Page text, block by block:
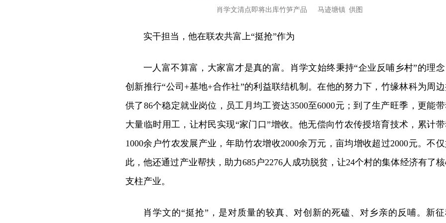
肖学文清点即将出库竹笋产品 马迹塘镇 供图
实干担当，他在联农共富上“挺抢”作为
一人富不算富，大家富才是真的富。肖学文始终秉持“企业反哺乡村”的理念
创新推行“公司+基地+合作社”的利益联结机制。在他的努力下，竹缘林科为周
供了86个稳定就业岗位，员工月均工资达3500至6000元；到了生产旺季，更能
大量临时用工，让村民实现“家门口”增收。他无偿向竹农传授培育技术，累计
1000余户竹农发展产业，年助竹农增收2000余万元，亩均增收超过2000元。不
此，他还通过产业帮扶，助力685户2276人成功脱贫，让24个村的集体经济有了
支柱产业。
肖学文的“挺抢”，是对质量的较真、对创新的死磕、对乡亲的反哺。新征